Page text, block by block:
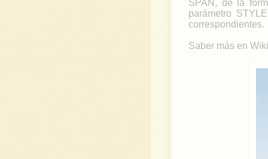
SPAN, de la
parámetro
correspondientes.
Saber más en